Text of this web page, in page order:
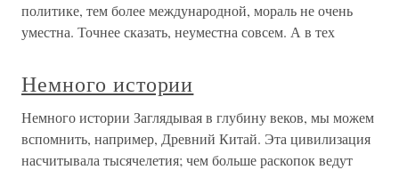
политике, тем более международной, мораль не очень
уместна. Точнее сказать, неуместна совсем. А в тех
Немного истории
Немного истории Заглядывая в глубину веков, мы можем
вспомнить, например, Древний Китай. Эта цивилизация
насчитывала тысячелетия; чем больше раскопок ведут